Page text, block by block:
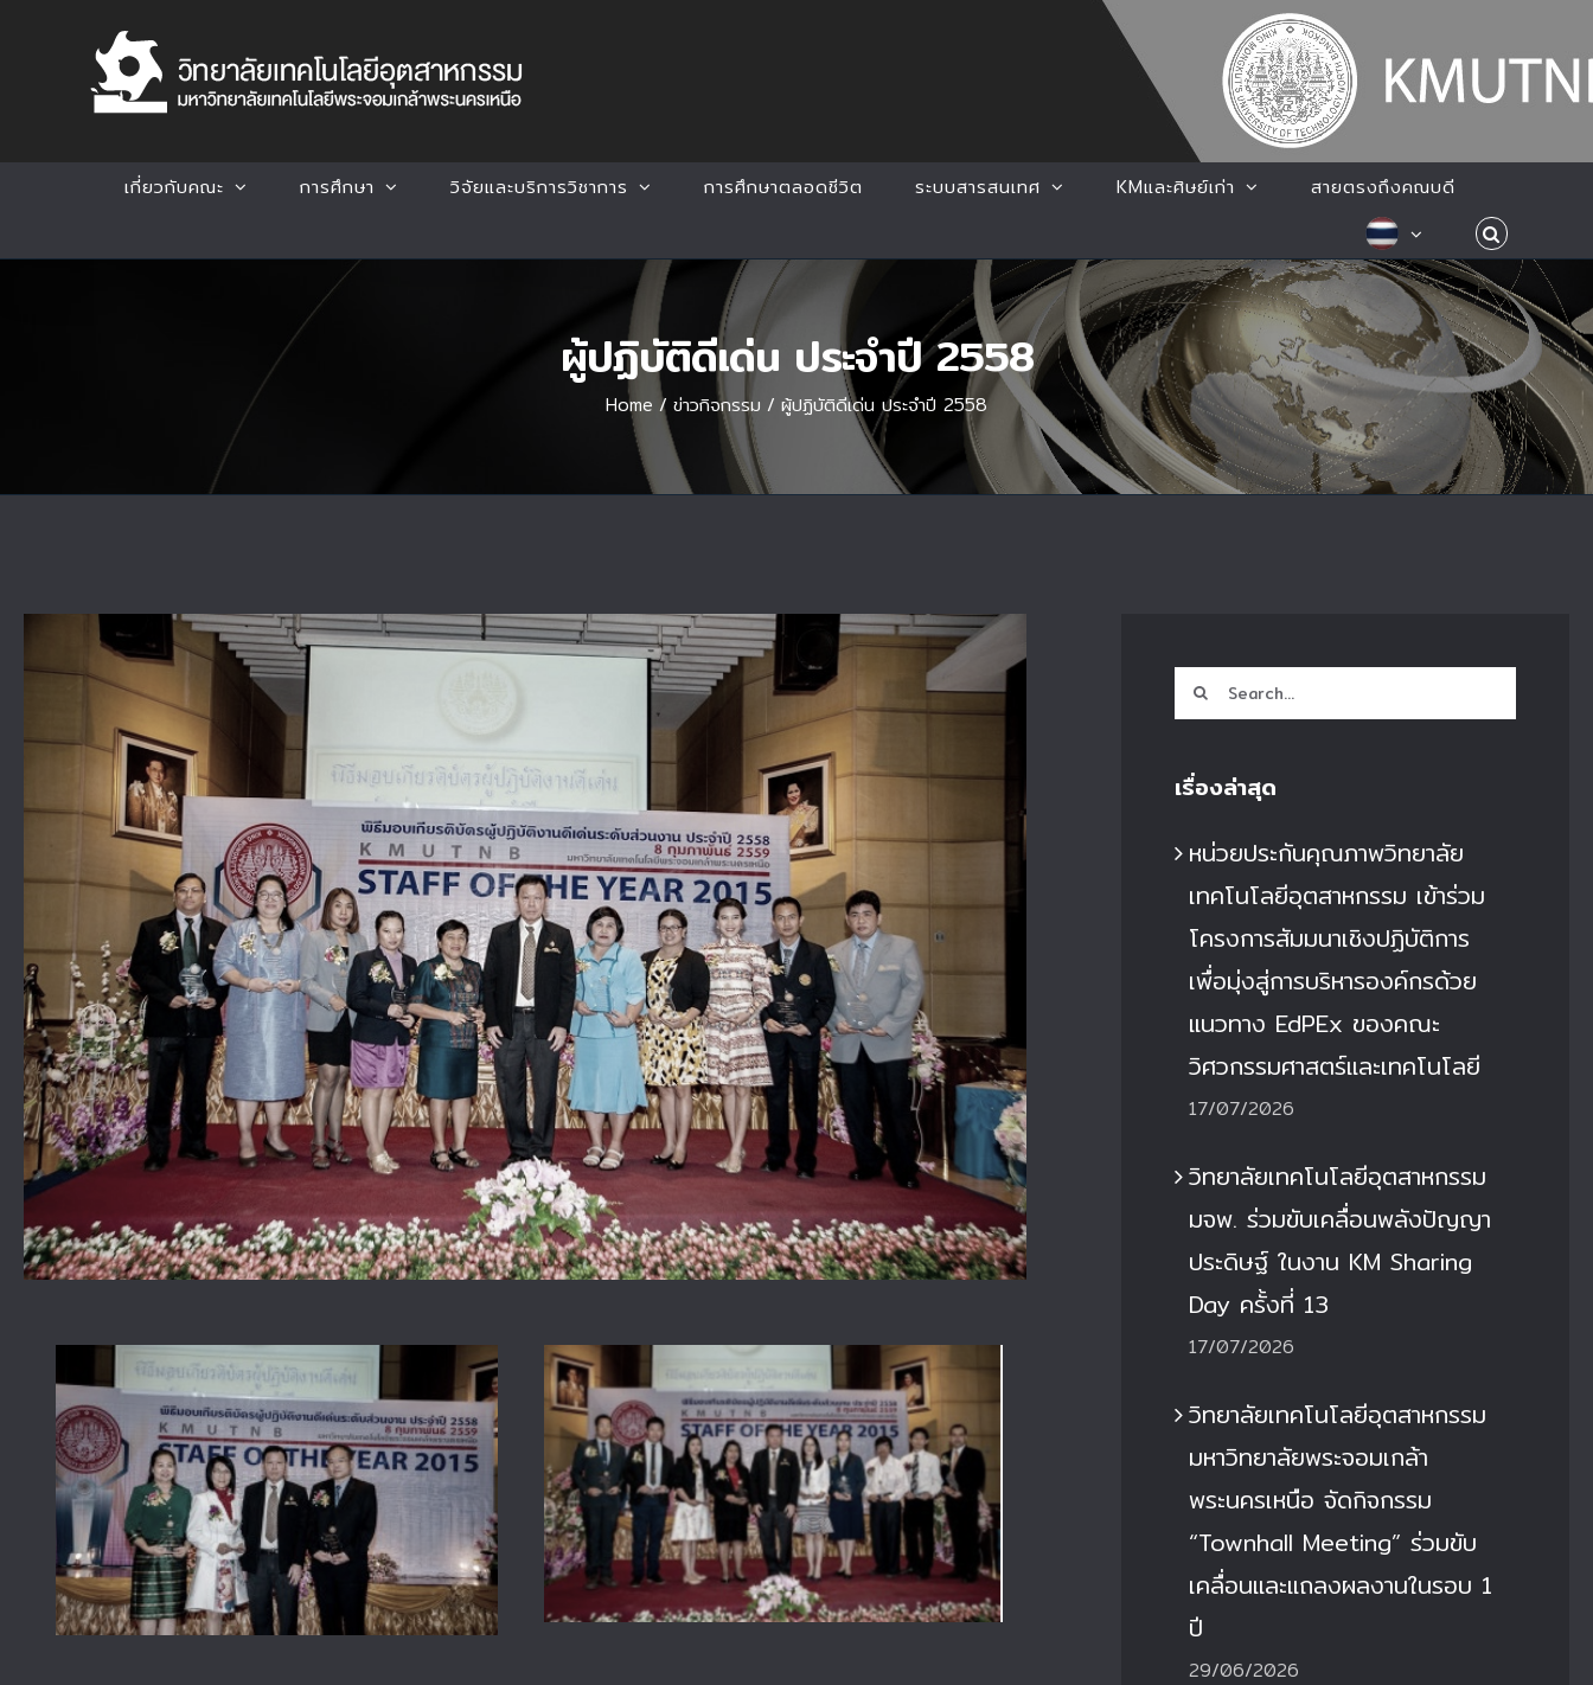
เกี่ยวกับคณะ การศึกษา วิจัยและบริการวิชาการ การศึกษาตลอดชีวิต ระบบสารสนเทศ KMและศิษย์เก่า สายตรงถึงคณบดี
ผู้ปฏิบัติดีเด่น ประจำปี 2558
Home / ข่าวกิจกรรม / ผู้ปฏิบัติดีเด่น ประจำปี 2558
Larger
Search
for:
เรื่องล่าสุด
หน่วยประกันคุณภาพวิทยาลัย
เทคโนโลยีอุตสาหกรรม เข้าร่วม
โครงการสัมมนาเชิงปฏิบัติการ
เพื่อมุ่งสู่การบริหารองค์กรด้วย
แนวทาง EdPEx ของคณะ
วิศวกรรมศาสตร์และเทคโนโลยี
17/07/2026
วิทยาลัยเทคโนโลยีอุตสาหกรรม
มจพ. ร่วมขับเคลื่อนพลังปัญญา
ประดิษฐ์ ในงาน KM Sharing
Day ครั้งที่ 13
17/07/2026
วิทยาลัยเทคโนโลยีอุตสาหกรรม
มหาวิทยาลัยพระจอมเกล้า
พระนครเหนือ จัดกิจกรรม
“Townhall Meeting” ร่วมขับ
เคลื่อนและแถลงผลงานในรอบ 1
ปี
29/06/2026